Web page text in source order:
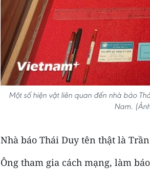
Một số hiện vật liên quan đến nhà báo
Nam.
Nhà báo Thái Duy tên thật là
Ông tham gia cách mạng, làm